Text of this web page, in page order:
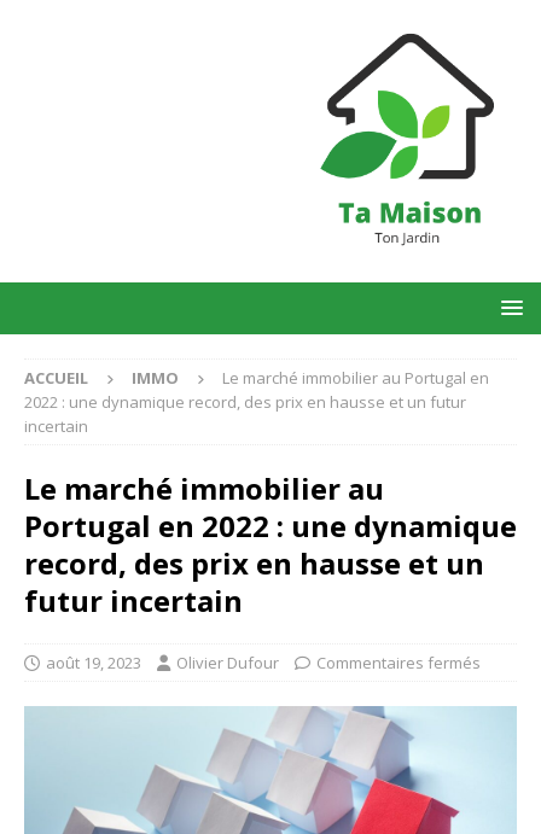
ACCUEIL IMMO
Le marché immobilier au Portugal en
2022 : une dynamique record, des prix en hausse et un futur
incertain
Le marché immobilier au
Portugal en 2022 : une dynamique
record, des prix en hausse et un
futur incertain
août 19, 2023 Olivier Dufour Commentaires fermés